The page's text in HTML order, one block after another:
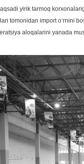
yirik tarmoq
tomonidan import oʻrnini
aloqalarini yanada